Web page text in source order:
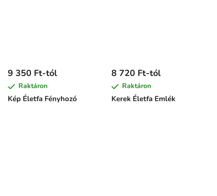
Kép Életfa Fényhozó
9 350 Ft-tól
Raktáron
Kerek Életfa Emlék
8 720 Ft-tól
Raktáron